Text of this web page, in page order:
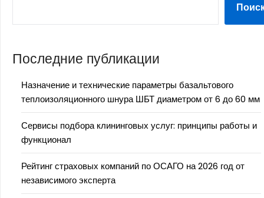
Последние публикации
Назначение и технические параметры базальтового
теплоизоляционного шнура ШБТ диаметром от 6 до 60 мм
Сервисы подбора клининговых услуг: принципы работы и
функционал
Рейтинг страховых компаний по ОСАГО на 2026 год от
независимого эксперта